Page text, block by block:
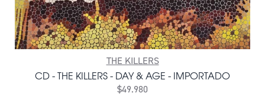
THE KILLERS
CD - THE KILLERS - DAY & AGE - IMPORTADO
$49.980